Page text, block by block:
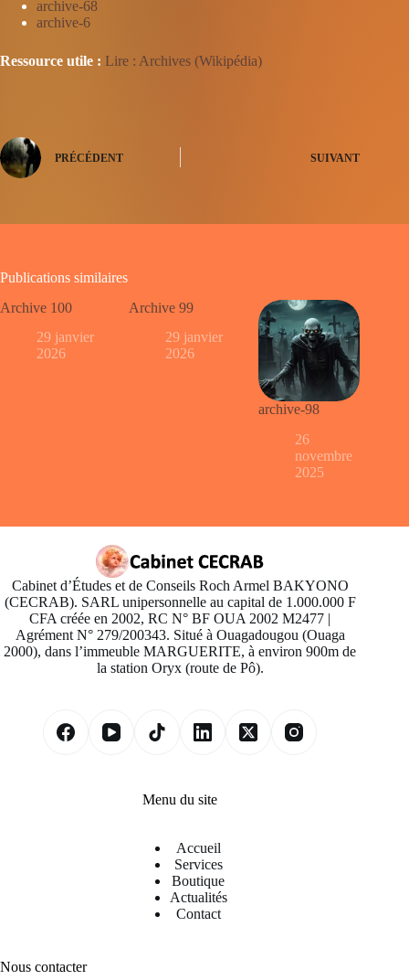
archive-68
archive-6
Ressource utile : Lire : Archives (Wikipédia)
PRÉCÉDENT SUIVANT
Publications similaires
Archive 100
29 janvier
2026
Archive 99
29 janvier
2026
archive-98
26
novembre
2025
Cabinet d’Études et de Conseils Roch Armel BAKYONO
(CECRAB). SARL unipersonnelle au capital de 1.000.000 F
CFA créée en 2002, RC N° BF OUA 2002 M2477 |
Agrément N° 279/200343. Situé à Ouagadougou (Ouaga
2000), dans l’immeuble MARGUERITE, à environ 900m de
la station Oryx (route de Pô).
Menu du site
Accueil
Services
Boutique
Actualités
Contact
Nous contacter